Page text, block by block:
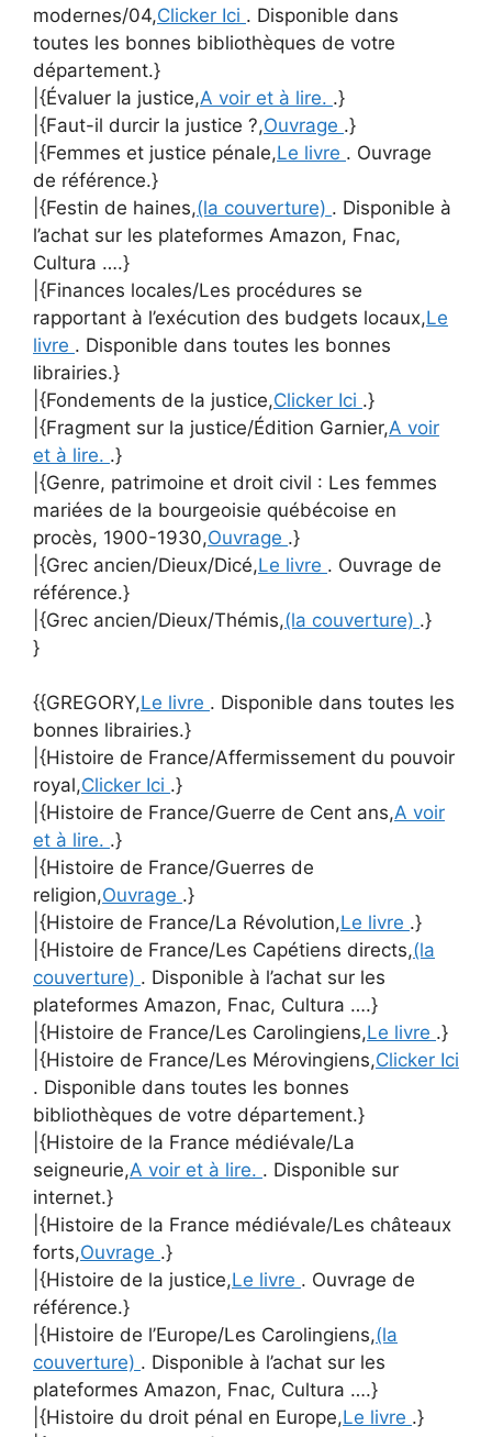
modernes/04,Clicker Ici . Disponible dans
toutes les bonnes bibliothèques de votre
département.}
|{Évaluer la justice,A voir et à lire. .}
|{Faut-il durcir la justice ?,Ouvrage .}
|{Femmes et justice pénale,Le livre . Ouvrage
de référence.}
|{Festin de haines,(la couverture) . Disponible à
l’achat sur les plateformes Amazon, Fnac,
Cultura ….}
|{Finances locales/Les procédures se
rapportant à l’exécution des budgets locaux,Le
livre . Disponible dans toutes les bonnes
librairies.}
|{Fondements de la justice,Clicker Ici .}
|{Fragment sur la justice/Édition Garnier,A voir
et à lire. .}
|{Genre, patrimoine et droit civil : Les femmes
mariées de la bourgeoisie québécoise en
procès, 1900-1930,Ouvrage .}
|{Grec ancien/Dieux/Dicé,Le livre . Ouvrage de
référence.}
|{Grec ancien/Dieux/Thémis,(la couverture) .}
}
{{GREGORY,Le livre . Disponible dans toutes les
bonnes librairies.}
|{Histoire de France/Affermissement du pouvoir
royal,Clicker Ici .}
|{Histoire de France/Guerre de Cent ans,A voir
et à lire. .}
|{Histoire de France/Guerres de
religion,Ouvrage .}
|{Histoire de France/La Révolution,Le livre .}
|{Histoire de France/Les Capétiens directs,(la
couverture) . Disponible à l’achat sur les
plateformes Amazon, Fnac, Cultura ….}
|{Histoire de France/Les Carolingiens,Le livre .}
|{Histoire de France/Les Mérovingiens,Clicker Ici
. Disponible dans toutes les bonnes
bibliothèques de votre département.}
|{Histoire de la France médiévale/La
seigneurie,A voir et à lire. . Disponible sur
internet.}
|{Histoire de la France médiévale/Les châteaux
forts,Ouvrage .}
|{Histoire de la justice,Le livre . Ouvrage de
référence.}
|{Histoire de l’Europe/Les Carolingiens,(la
couverture) . Disponible à l’achat sur les
plateformes Amazon, Fnac, Cultura ….}
|{Histoire du droit pénal en Europe,Le livre .}